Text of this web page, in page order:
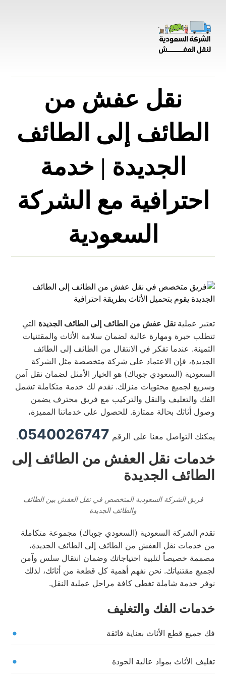
نقل عفش من
الطائف إلى الطائف
الجديدة | خدمة
احترافية مع الشركة
السعودية
تعتبر عملية نقل عفش من الطائف إلى الطائف الجديدة التي
تتطلب خبرة ومهارة عالية لضمان سلامة الأثاث والمقتنيات
الثمينة. عندما تفكر في الانتقال من الطائف إلى الطائف
الجديدة، فإن الاعتماد على شركة متخصصة مثل الشركة
السعودية (السعودي جوباك) هو الخيار الأمثل لضمان نقل آمن
وسريع لجميع محتويات منزلك. نقدم لك خدمة متكاملة تشمل
الفك والتغليف والنقل والتركيب مع فريق محترف يضمن
وصول أثاثك بحالة ممتازة. للحصول على خدماتنا المميزة،
يمكنك التواصل معنا على الرقم 0540026747
.
خدمات نقل العفش من الطائف إلى
الطائف الجديدة
فريق الشركة السعودية المتخصص في نقل العفش بين الطائف
والطائف الجديدة
تقدم الشركة السعودية (السعودي جوباك) مجموعة متكاملة
من خدمات نقل العفش من الطائف إلى الطائف الجديدة،
مصممة خصيصاً لتلبية احتياجاتك وضمان انتقال سلس وآمن
لجميع مقتنياتك. نحن نفهم أهمية كل قطعة من أثاثك، لذلك
نوفر خدمة شاملة تغطي كافة مراحل عملية النقل.
خدمات الفك والتغليف
فك جميع قطع الأثاث بعناية فائقة
تغليف الأثاث بمواد عالية الجودة